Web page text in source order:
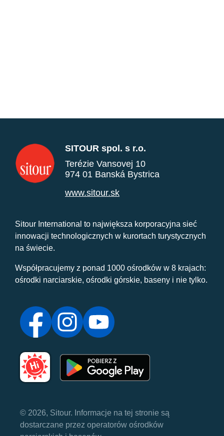
SITOUR spol. s r.o.
Terézie Vansovej 10
974 01 Banská Bystrica
www.sitour.sk
Sitour International to największa korporacyjna sieć
innowacji technologicznych w kurortach turystycznych
na świecie.
Współpracujemy z ponad 1000 ośrodków w 8 krajach:
ośrodki narciarskie, ośrodki górskie, baseny i nie tylko.
© 2026, Sitour. Informacje na tej stronie są
dostarczane przez operatorów ośrodków